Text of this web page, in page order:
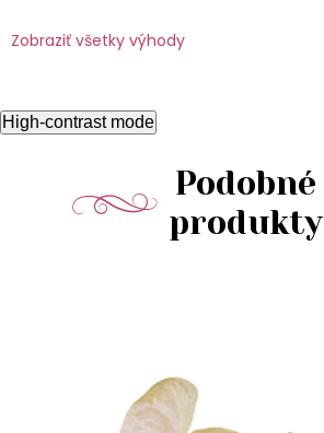
Zobraziť všetky výhody
High-contrast mode
Podobné
produkty